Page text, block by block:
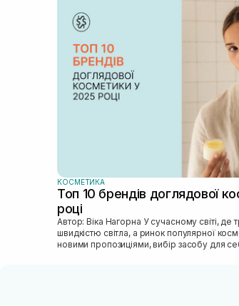
КОСМЕТИКА
Топ 10 брендів доглядової
році
Автор: Віка Нагорна У сучасному світі, де тренди змінюються зі
швидкістю світла, а ринок популярної
новими пропозиціями, вибір засобу для